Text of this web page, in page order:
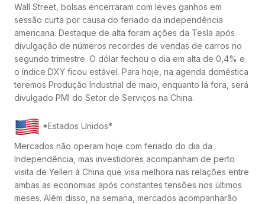
Wall Street, bolsas encerraram com leves ganhos em
sessão curta por causa do feriado da independência
americana. Destaque de alta foram ações da Tesla após
divulgação de números recordes de vendas de carros no
segundo trimestre. O dólar fechou o dia em alta de 0,4% e
o índice DXY ficou estável. Para hoje, na agenda doméstica
teremos Produção Industrial de maio, enquanto lá fora, será
divulgado PMI do Setor de Serviços na China.
*Estados Unidos*
Mercados não operam hoje com feriado do dia da
Independência, mas investidores acompanham de perto
visita de Yellen à China que visa melhora nas relações entre
ambas as economias após constantes tensões nos últimos
meses. Além disso, na semana, mercados acompanharão